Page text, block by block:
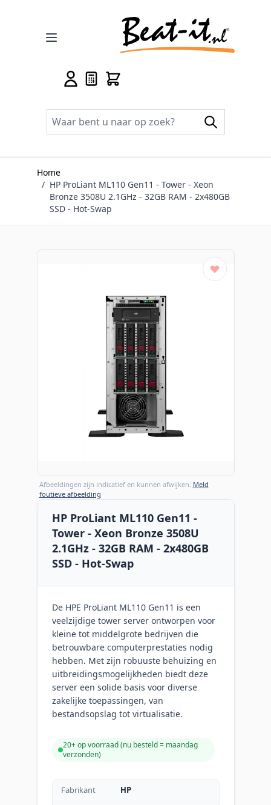
Home
/ HP ProLiant ML110 Gen11 - Tower - Xeon
Bronze 3508U 2.1GHz - 32GB RAM - 2x480GB
SSD - Hot-Swap
Afbeeldingen zijn indicatief en kunnen afwijken. Meld
foutieve afbeelding
HP ProLiant ML110 Gen11 -
Tower - Xeon Bronze 3508U
2.1GHz - 32GB RAM - 2x480GB
SSD - Hot-Swap
De HPE ProLiant ML110 Gen11 is een
veelzijdige tower server ontworpen voor
kleine tot middelgrote bedrijven die
betrouwbare computerprestaties nodig
hebben. Met zijn robuuste behuizing en
uitbreidingsmogelijkheden biedt deze
server een solide basis voor diverse
zakelijke toepassingen, van
bestandsopslag tot virtualisatie.
20+ op voorraad (nu besteld = maandag
verzonden)
Fabrikant
HP